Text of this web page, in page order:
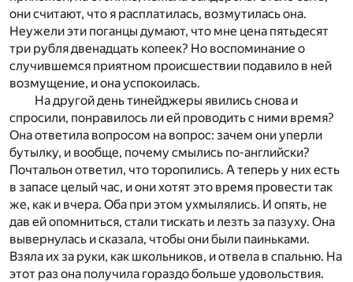
они считают, что я расплатилась, возмутилась она.
Неужели эти поганцы думают, что мне цена пятьдесят
три рубля двенадцать копеек? Но воспоминание о
случившемся приятном происшествии подавило в ней
возмущение, и она успокоилась.
На другой день тинейджеры явились снова и
спросили, понравилось ли ей проводить с ними время?
Она ответила вопросом на вопрос: зачем они уперли
бутылку, и вообще, почему смылись по-английски?
Почтальон ответил, что торопились. А теперь у них есть
в запасе целый час, и они хотят это время провести так
же, как и вчера. Оба при этом ухмылялись. И опять, не
дав ей опомниться, стали тискать и лезть за пазуху. Она
вывернулась и сказала, чтобы они были паиньками.
Взяла их за руки, как школьников, и отвела в спальню. На
этот раз она получила гораздо больше удовольствия.